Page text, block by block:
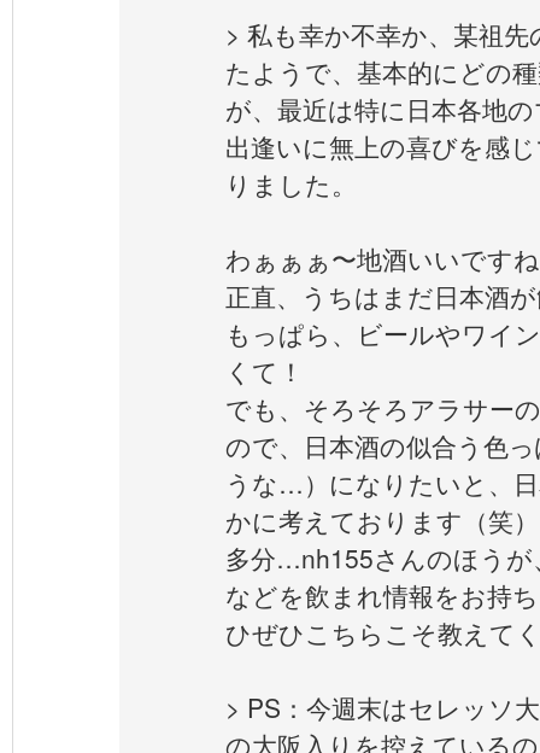
> 私も幸か不幸か、某祖
たようで、基本的にどの
が、最近は特に日本各地
出逢いに無上の喜びを感
りました。
わぁぁぁ〜地酒いいです
正直、うちはまだ日本酒
もっぱら、ビールやワイ
くて！
でも、そろそろアラサー
ので、日本酒の似合う色
うな…）になりたいと、
かに考えております（笑）
多分…nh155さんのほうが
などを飲まれ情報をお持
ひぜひこちらこそ教えて
> PS：今週末はセレッソ
の大阪入りを控えている